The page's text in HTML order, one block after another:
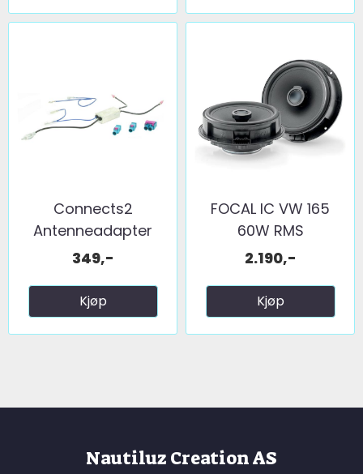
Connects2
Antenneadapter
(FM) 2 x fakra ...
349,-
Kjøp
FOCAL IC VW 165
60W RMS
2.190,-
Kjøp
Nautiluz Creation AS